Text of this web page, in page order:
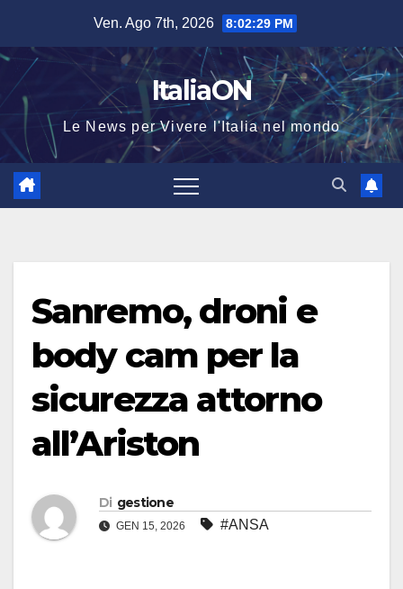
contenuto
Ven. Ago 7th, 2026 8:02:29 PM
ItaliaON
Le News per Vivere l'Italia nel mondo
Sanremo, droni e
body cam per la
sicurezza attorno
all’Ariston
Di gestione
GEN 15, 2026 #ANSA